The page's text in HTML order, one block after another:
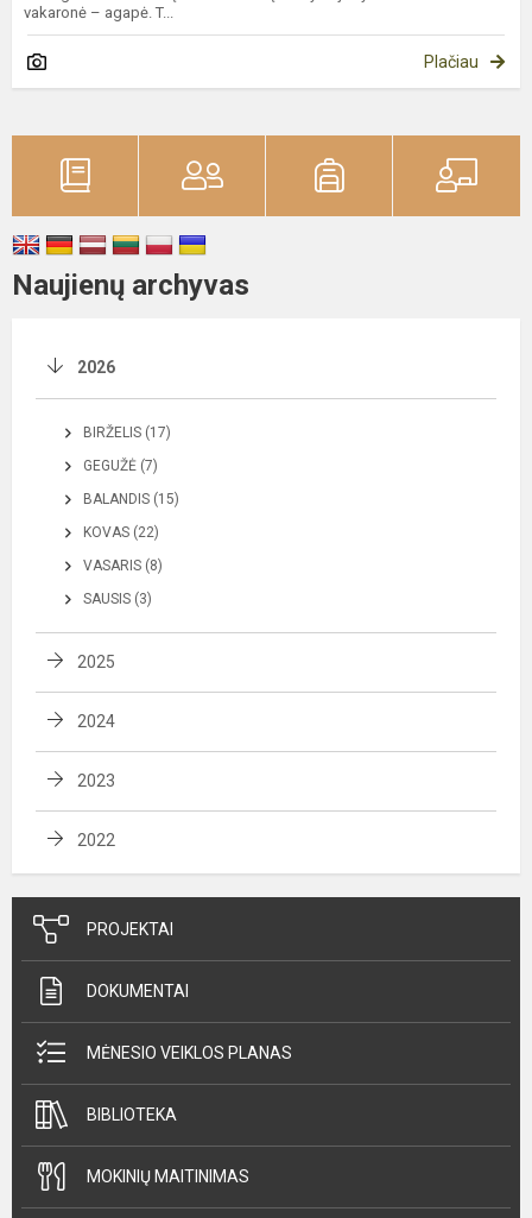
vakaronė – agapė. T...
Plačiau
Naujienų archyvas
2026
BIRŽELIS (17)
GEGUŽĖ (7)
BALANDIS (15)
KOVAS (22)
VASARIS (8)
SAUSIS (3)
2025
2024
2023
2022
PROJEKTAI
DOKUMENTAI
MĖNESIO VEIKLOS PLANAS
BIBLIOTEKA
MOKINIŲ MAITINIMAS